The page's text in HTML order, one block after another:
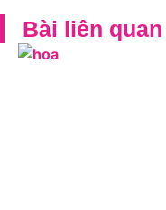
Bài liên quan